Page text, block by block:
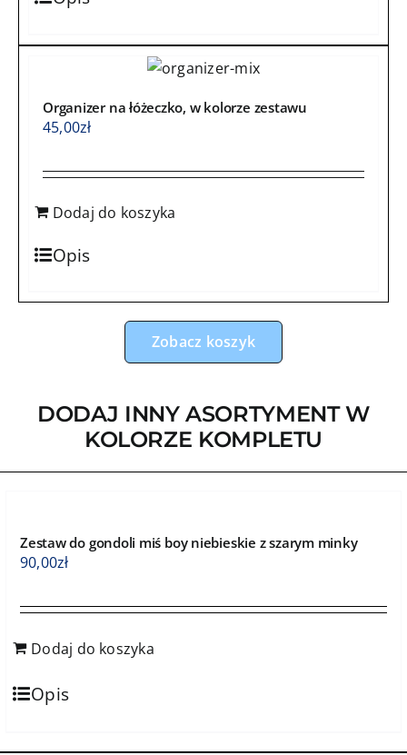
Organizer na łóżeczko, w kolorze zestawu
45,00zł
Dodaj do koszyka
Opis
Zobacz koszyk
DODAJ INNY ASORTYMENT W
KOLORZE KOMPLETU
Zestaw do gondoli miś boy niebieskie z szarym minky
90,00zł
Dodaj do koszyka
Opis